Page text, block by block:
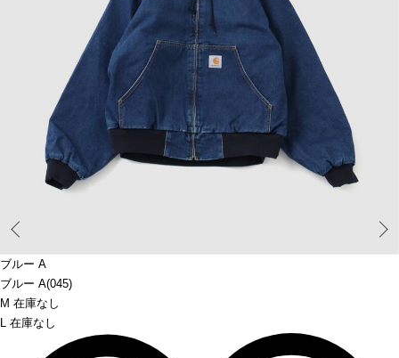
ブルー A
ブルー A(045)
M 在庫なし
L 在庫なし